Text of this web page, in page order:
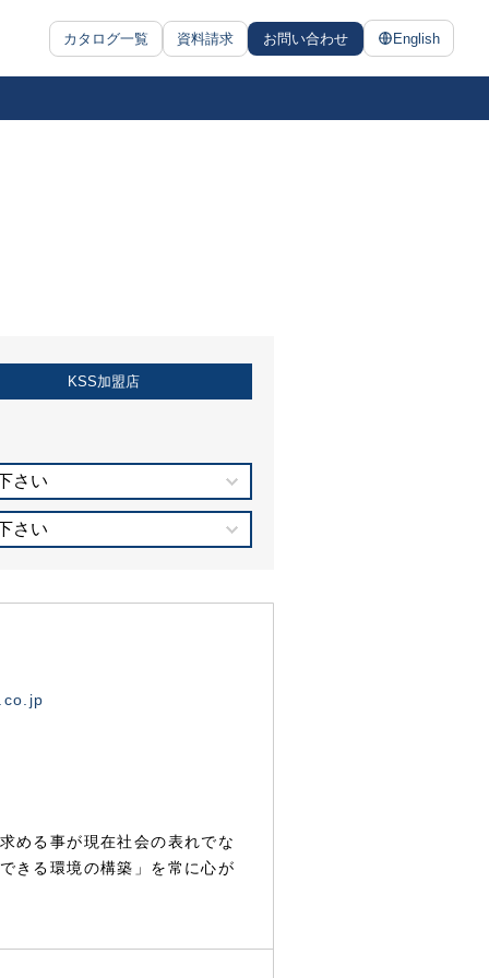
カタログ一覧 資料請求 お問い合わせ English
KSS加盟店
さい
さい
める事が現在社会の表れでな
きる環境の構築」を常に心が